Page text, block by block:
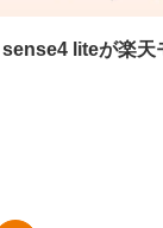
liteが楽天